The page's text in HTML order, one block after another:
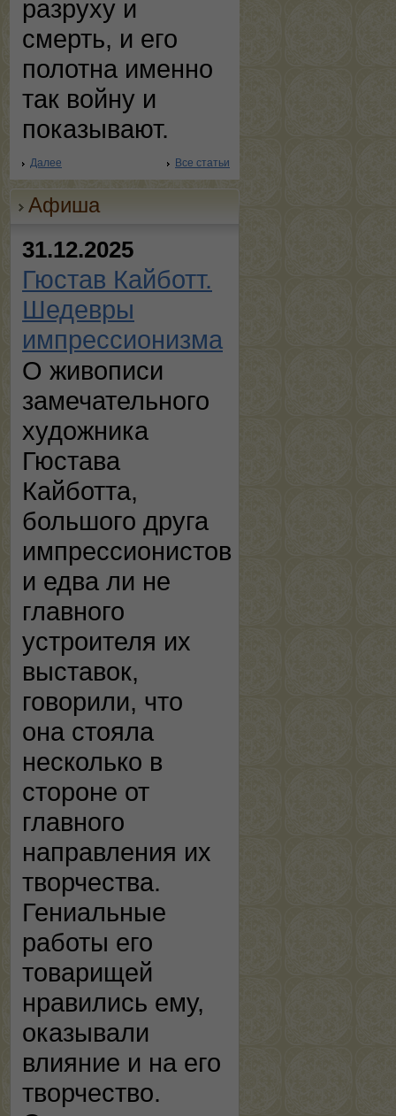
разруху и
смерть, и его
полотна именно
так войну и
показывают.
Далее Все статьи
Афиша
31.12.2025
Гюстав Кайботт.
Шедевры
импрессионизма
О живописи
замечательного
художника
Гюстава
Кайботта,
большого друга
импрессионистов
и едва ли не
главного
устроителя их
выставок,
говорили, что
она стояла
несколько в
стороне от
главного
направления их
творчества.
Гениальные
работы его
товарищей
нравились ему,
оказывали
влияние и на его
творчество.